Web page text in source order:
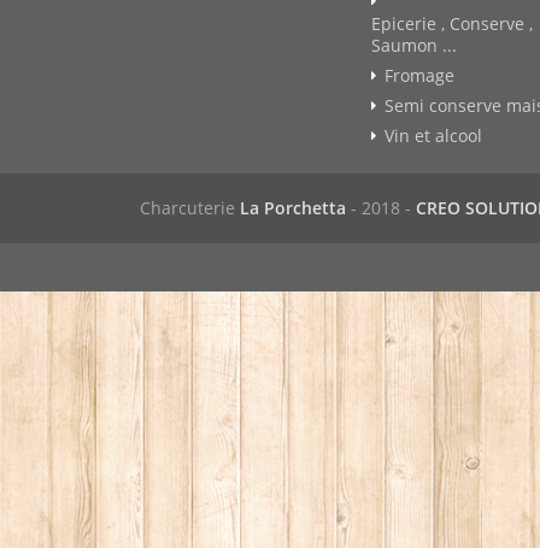
Epicerie , Conserve ,
Saumon ...
Fromage
Semi conserve
Vin et alcool
Charcuterie La Porchetta - 2018 - CREO